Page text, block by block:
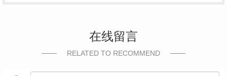
在线留言
RELATED TO RECOMMEND